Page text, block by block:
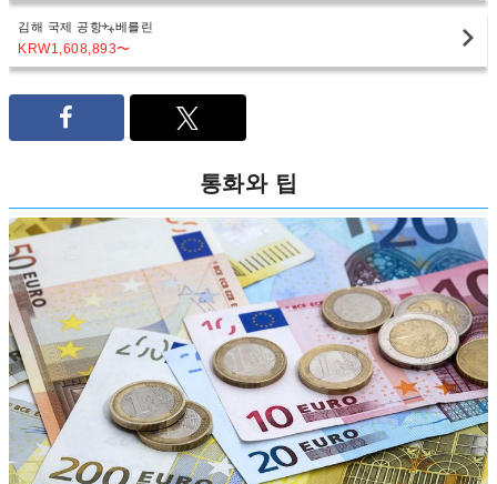
김해 국제 공항 베를린
KRW1,608,893〜
통화와 팁